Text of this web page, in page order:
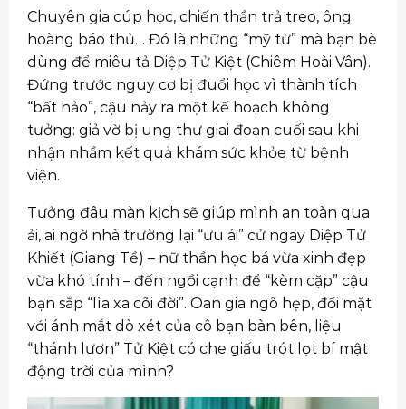
Chuyên gia cúp học, chiến thần trả treo, ông
hoàng báo thủ… Đó là những “mỹ từ” mà bạn bè
dùng để miêu tả Diệp Tử Kiệt (Chiêm Hoài Vân).
Đứng trước nguy cơ bị đuổi học vì thành tích
“bất hảo”, cậu nảy ra một kế hoạch không
tưởng: giả vờ bị ung thư giai đoạn cuối sau khi
nhận nhầm kết quả khám sức khỏe từ bệnh
viện.
Tưởng đâu màn kịch sẽ giúp mình an toàn qua
ải, ai ngờ nhà trường lại “ưu ái” cử ngay Diệp Tử
Khiết (Giang Tề) – nữ thần học bá vừa xinh đẹp
vừa khó tính – đến ngồi cạnh để “kèm cặp” cậu
bạn sắp “lìa xa cõi đời”. Oan gia ngõ hẹp, đối mặt
với ánh mắt dò xét của cô bạn bàn bên, liệu
“thánh lươn” Tử Kiệt có che giấu trót lọt bí mật
động trời của mình?